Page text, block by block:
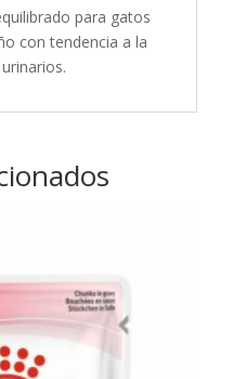
para gatos
con tendencia a la